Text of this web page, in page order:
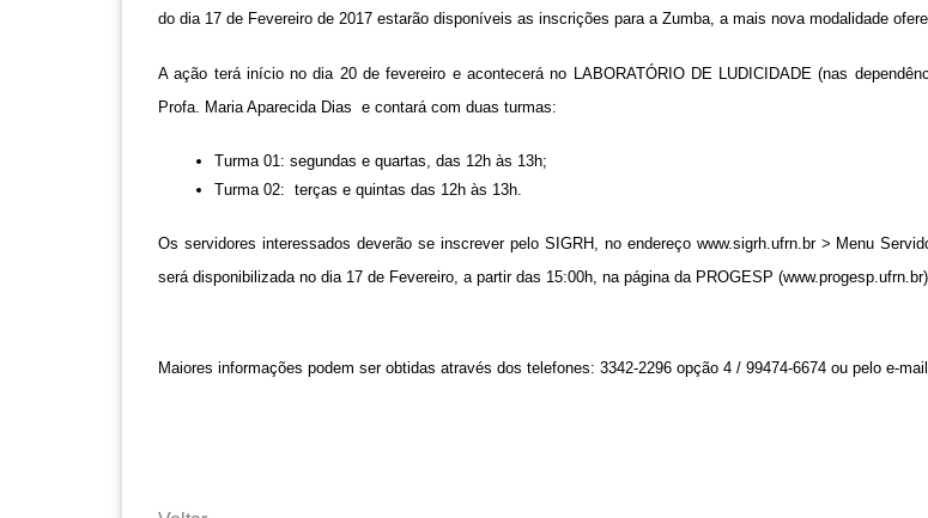
do dia 17 de Fevereiro de 2017 estarão disponíveis as inscrições para a Zumba, a mais nova modalidade
A ação terá início no dia 20 de fevereiro e acontecerá no LABORATÓRIO DE LUDICIDADE (nas
Profa. Maria Aparecida Dias  e contará com duas turmas:
Turma 01: segundas e quartas, das 12h às 13h;
Turma 02:  terças e quintas das 12h às 13h.
Os servidores interessados deverão se inscrever pelo SIGRH, no endereço www.sigrh.ufrn.br > Menu
será disponibilizada no dia 17 de Fevereiro, a partir das 15:00h, na página da PROGESP (www.progesp.ufrn.br).
Maiores informações podem ser obtidas através dos telefones: 3342-2296 opção 4 / 99474-6674 ou pelo e-mail